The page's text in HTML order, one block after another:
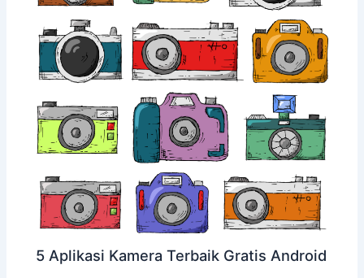
5 Aplikasi Kamera Terbaik Gratis Android